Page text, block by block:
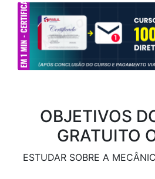
OBJETIVOS
GRATUITO
ESTUDAR SOBRE A